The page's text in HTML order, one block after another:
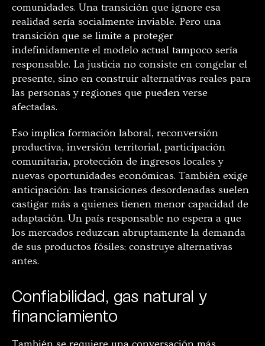
comunidades. Una transición que ignore esa
realidad sería socialmente inviable. Pero una
transición que se limite a proteger
indefinidamente el modelo actual tampoco sería
responsable. La justicia no consiste en congelar el
presente, sino en construir alternativas reales para
las personas y regiones que pueden verse
afectadas.
Eso implica formación laboral, reconversión
productiva, inversión territorial, participación
comunitaria, protección de ingresos locales y
nuevas oportunidades económicas. También exige
anticipación: las transiciones desordenadas suelen
castigar más a quienes tienen menor capacidad de
adaptación. Un país responsable no espera a que
los mercados reduzcan abruptamente la demanda
de sus productos fósiles; construye alternativas
antes.
Confiabilidad, gas natural y
financiamiento